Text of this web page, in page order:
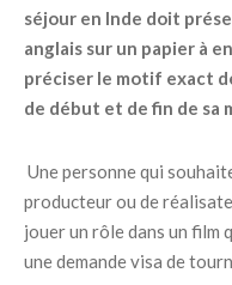
séjour en Inde doit
anglais sur un papier à
préciser le motif exact
de début et de fin de sa
Une personne qui
producteur ou de
jouer un rôle dans un film
une demande visa de